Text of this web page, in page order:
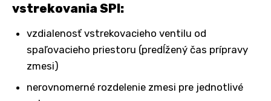
vstrekovania SPI:
vzdialenosť vstrekovacieho ventilu od
spaľovacieho priestoru (predĺžený čas prípravy
zmesi)
nerovnomerné rozdelenie zmesi pre jednotlivé